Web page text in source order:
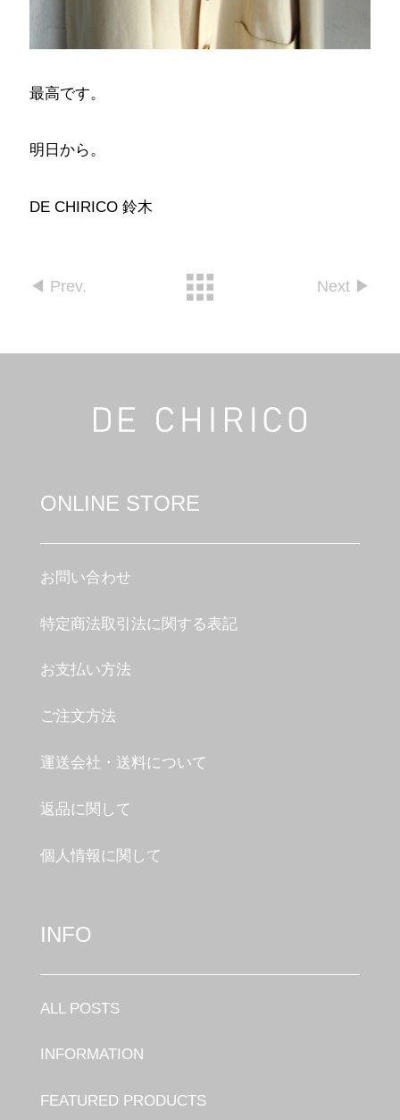
最高です。
明日から。
DE CHIRICO 鈴木
◀︎ Prev. Next ▶︎︎
ONLINE STORE
お問い合わせ
特定商法取引法に関する表記
お支払い方法
ご注文方法
運送会社・送料について
返品に関して
個人情報に関して
INFO
ALL POSTS
INFORMATION
FEATURED PRODUCTS